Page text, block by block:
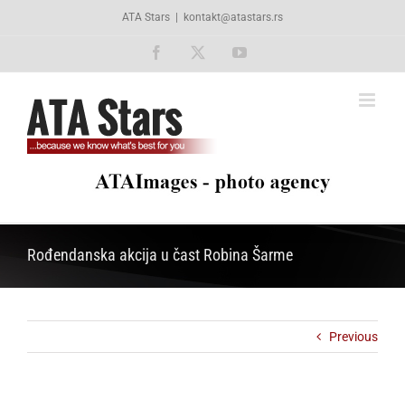
ATA Stars kontakt@atastars.rs
Facebook YouTube
Rođendanska akcija u čast Robina Šarme
Previous